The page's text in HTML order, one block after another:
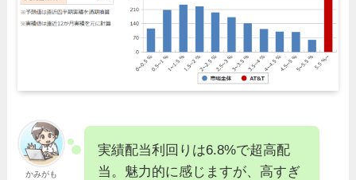
かみがも
実績配当利回りは6.8%で超高配
当。魅力的に感じますが、高すぎ